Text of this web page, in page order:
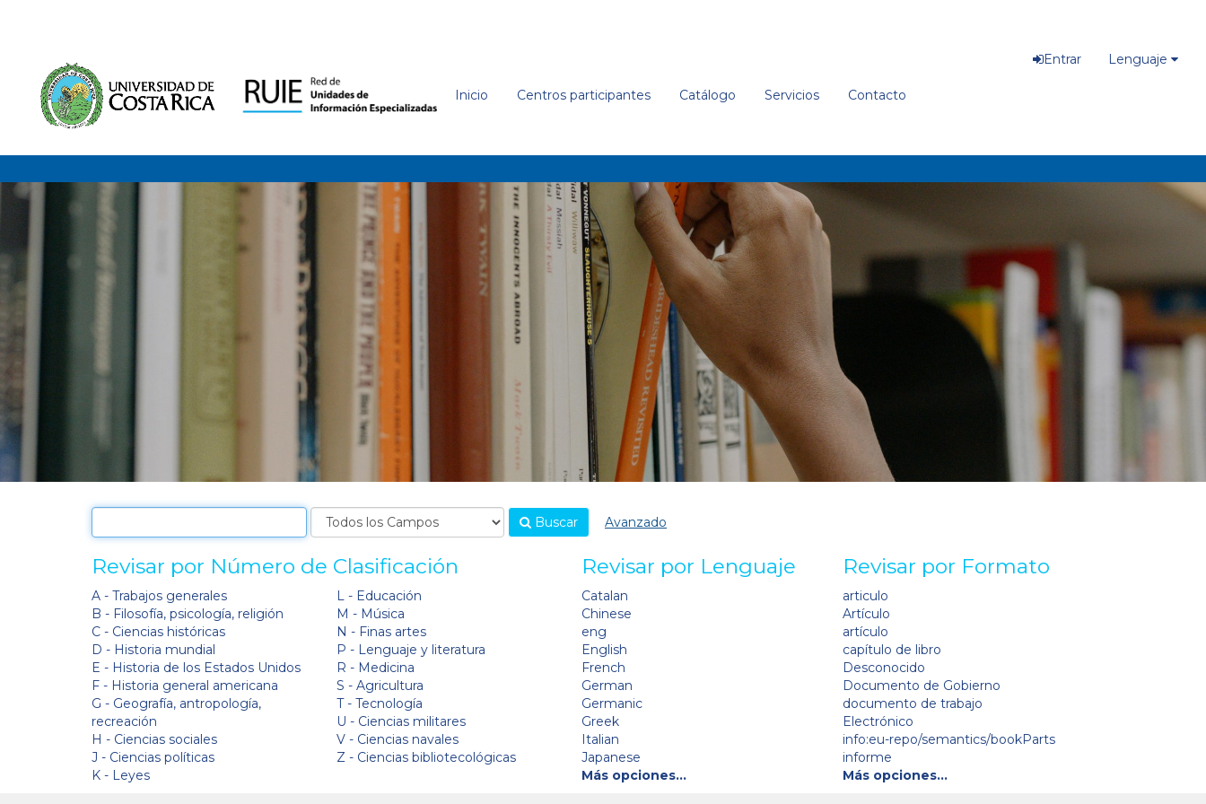
Inicio Centros participantes Catálogo Servicios Contacto
Entrar Lenguaje
Buscar Avanzado
Revisar por Número de Clasificación
A - Trabajos generales
B - Filosofía, psicología, religión
C - Ciencias históricas
D - Historia mundial
E - Historia de los Estados Unidos
F - Historia general americana
G - Geografía, antropología,
recreación
H - Ciencias sociales
J - Ciencias políticas
K - Leyes
L - Educación
M - Música
N - Finas artes
P - Lenguaje y literatura
R - Medicina
S - Agricultura
T - Tecnología
U - Ciencias militares
V - Ciencias navales
Z - Ciencias bibliotecológicas
Revisar por Lenguaje
Catalan
Chinese
eng
English
French
German
Germanic
Greek
Italian
Japanese
Más opciones…
Revisar por Formato
articulo
Artículo
artículo
capítulo de libro
Desconocido
Documento de Gobierno
documento de trabajo
Electrónico
info:eu-repo/semantics/bookParts
informe
Más opciones…